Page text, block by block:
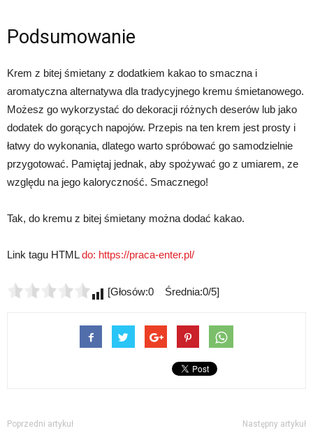
Podsumowanie
Krem z bitej śmietany z dodatkiem kakao to smaczna i
aromatyczna alternatywa dla tradycyjnego kremu śmietanowego.
Możesz go wykorzystać do dekoracji różnych deserów lub jako
dodatek do gorących napojów. Przepis na ten krem jest prosty i
łatwy do wykonania, dlatego warto spróbować go samodzielnie
przygotować. Pamiętaj jednak, aby spożywać go z umiarem, ze
względu na jego kaloryczność. Smacznego!
Tak, do kremu z bitej śmietany można dodać kakao.
Link tagu HTMLdo: https://praca-enter.pl/
[Głosów:0 Średnia:0/5]
Poprzedni artykuł Następny artykuł